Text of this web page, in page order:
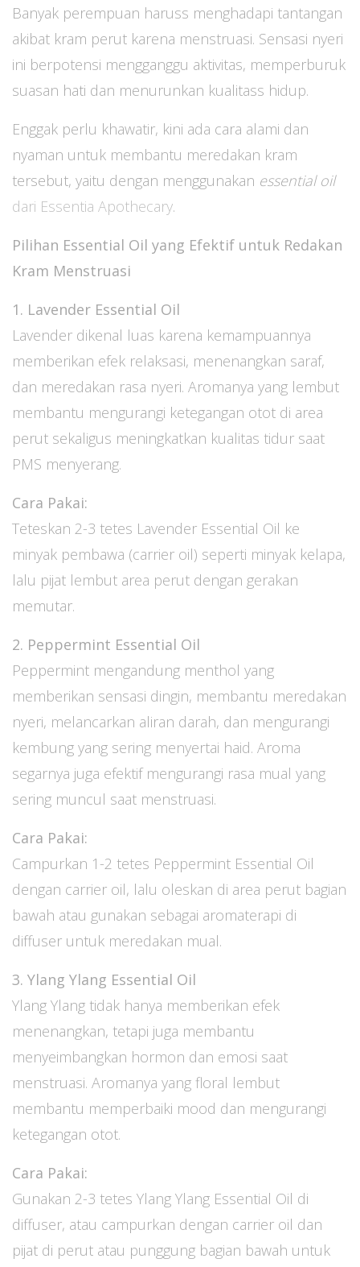
Banyak perempuan haruss menghadapi tantangan
akibat kram perut karena menstruasi. Sensasi nyeri
ini berpotensi mengganggu aktivitas, memperburuk
suasan hati dan menurunkan kualitass hidup.
Enggak perlu khawatir, kini ada cara alami dan
nyaman untuk membantu meredakan kram
tersebut, yaitu dengan menggunakan essential oil
dari Essentia Apothecary.
Pilihan Essential Oil yang Efektif untuk Redakan
Kram Menstruasi
1. Lavender Essential Oil
Lavender dikenal luas karena kemampuannya
memberikan efek relaksasi, menenangkan saraf,
dan meredakan rasa nyeri. Aromanya yang lembut
membantu mengurangi ketegangan otot di area
perut sekaligus meningkatkan kualitas tidur saat
PMS menyerang.
Cara Pakai:
Teteskan 2-3 tetes Lavender Essential Oil ke
minyak pembawa (carrier oil) seperti minyak kelapa,
lalu pijat lembut area perut dengan gerakan
memutar.
2. Peppermint Essential Oil
Peppermint mengandung menthol yang
memberikan sensasi dingin, membantu meredakan
nyeri, melancarkan aliran darah, dan mengurangi
kembung yang sering menyertai haid. Aroma
segarnya juga efektif mengurangi rasa mual yang
sering muncul saat menstruasi.
Cara Pakai:
Campurkan 1-2 tetes Peppermint Essential Oil
dengan carrier oil, lalu oleskan di area perut bagian
bawah atau gunakan sebagai aromaterapi di
diffuser untuk meredakan mual.
3. Ylang Ylang Essential Oil
Ylang Ylang tidak hanya memberikan efek
menenangkan, tetapi juga membantu
menyeimbangkan hormon dan emosi saat
menstruasi. Aromanya yang floral lembut
membantu memperbaiki mood dan mengurangi
ketegangan otot.
Cara Pakai:
Gunakan 2-3 tetes Ylang Ylang Essential Oil di
diffuser, atau campurkan dengan carrier oil dan
pijat di perut atau punggung bagian bawah untuk